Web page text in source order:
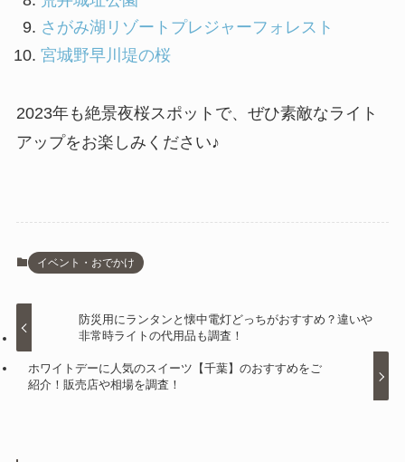
さがみ湖リゾートプレジャーフォレスト
宮城野早川堤の桜
2023年も絶景夜桜スポットで、ぜひ素敵なライト
アップをお楽しみください♪
イベント・おでかけ
防災用にランタンと懐中電灯どっちがおすすめ？違いや
非常時ライトの代用品も調査！
ホワイトデーに人気のスイーツ【千葉】のおすすめをご
紹介！販売店や相場を調査！